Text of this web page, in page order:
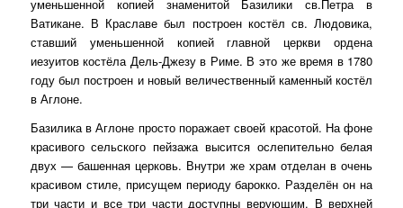
уменьшенной копией знаменитой Базилики св.Петра в
Ватикане. В Краславе был построен костёл св. Людовика,
ставший уменьшенной копией главной церкви ордена
иезуитов костёла Дель-Джезу в Риме. В это же время в 1780
году был построен и новый величественный каменный костёл
в Аглоне.
Базилика в Аглоне просто поражает своей красотой. На фоне
красивого сельского пейзажа высится ослепительно белая
двух — башенная церковь. Внутри же храм отделан в очень
красивом стиле, присущем периоду барокко. Разделён он на
три части и все три части доступны верующим. В верхней